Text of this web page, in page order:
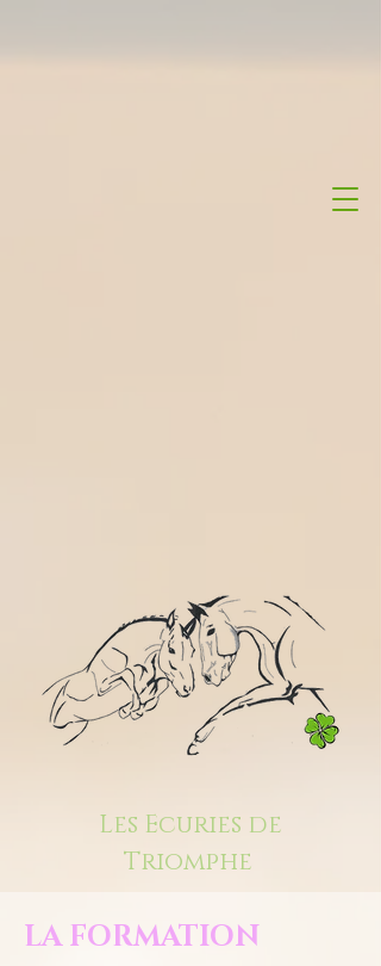
Les Ecuries de
Triomphe
LA FORMATION